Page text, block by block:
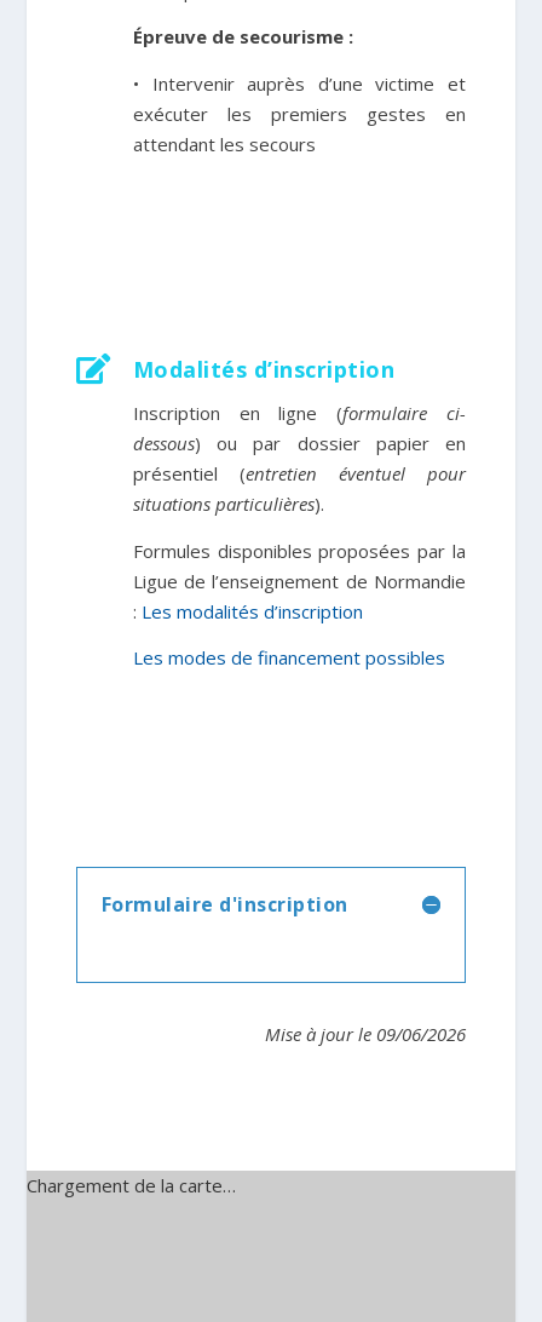
Épreuve de secourisme :
• Intervenir auprès d’une victime et
exécuter les premiers gestes en
attendant les secours
 Modalités d’inscription
Inscription en ligne (formulaire ci-
dessous) ou par dossier papier en
présentiel (entretien éventuel pour
situations particulières).
Formules disponibles proposées par la
Ligue de l’enseignement de Normandie
: Les modalités d’inscription
Les modes de financement possibles
Formulaire d'inscription
Mise à jour le 09/06/2026
Chargement de la carte…